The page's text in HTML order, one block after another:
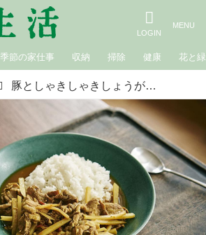
季節の家仕事 収納 掃除 健康 花と緑
豚としゃきしゃきしょうがのカレー｜自分ごはん時々おやつ ひとり分だからうまくいく